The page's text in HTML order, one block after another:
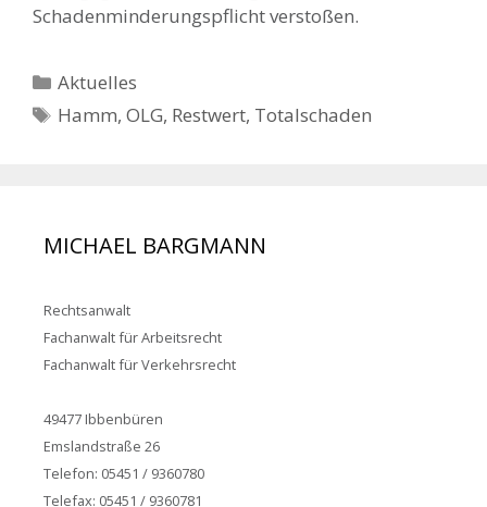
Schadenminderungspflicht verstoßen.
Kategorien
Aktuelles
Schlagwörter
Hamm,OLG, Restwert, Totalschaden
MICHAEL BARGMANN
Rechtsanwalt
Fachanwalt für Arbeitsrecht
Fachanwalt für Verkehrsrecht
49477 Ibbenbüren
Emslandstraße 26
Telefon: 05451 / 9360780
Telefax: 05451 / 9360781